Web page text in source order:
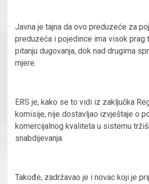
Javna je tajna da ovo preduzeće za
preduzeća i pojedince ima visok prag
pitanju dugovanja, dok nad drugima
mjere.
ERS je, kako se to vidi iz zaključka
komisije, nije dostavljao izvještaje o
komercijalnog kvaliteta u sistemu
snabdijevanja.
Takođe, zadržavao je i novac koji je